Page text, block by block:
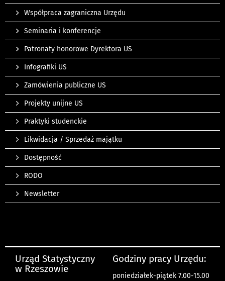
Współpraca zagraniczna Urzędu
Seminaria i konferencje
Patronaty honorowe Dyrektora US
Infografiki US
Zamówienia publiczne US
Projekty unijne US
Praktyki studenckie
Likwidacja / Sprzedaż majątku
Dostępność
RODO
Newsletter
Urząd Statystyczny
w Rzeszowie
Godziny pracy Urzędu:
poniedziałek-piątek 7.00-15.00